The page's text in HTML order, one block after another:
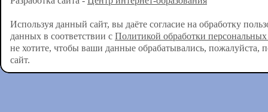
Используя данный сайт, вы даёте согласие на обработку
данных в соответствии с Политикой обработки
не хотите, чтобы ваши данные обрабатывались, пожалуйста,
сайт.